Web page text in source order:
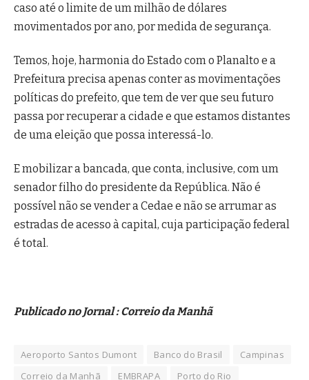
caso até o limite de um milhão de dólares
movimentados por ano, por medida de segurança.
Temos, hoje, harmonia do Estado com o Planalto e a
Prefeitura precisa apenas conter as movimentações
políticas do prefeito, que tem de ver que seu futuro
passa por recuperar a cidade e que estamos distantes
de uma eleição que possa interessá-lo.
E mobilizar a bancada, que conta, inclusive, com um
senador filho do presidente da República. Não é
possível não se vender a Cedae e não se arrumar as
estradas de acesso à capital, cuja participação federal
é total.
Publicado no Jornal : Correio da Manhã
Aeroporto Santos Dumont Banco do Brasil
Campinas
Correio da Manhã
EMBRAPA
Porto do Rio